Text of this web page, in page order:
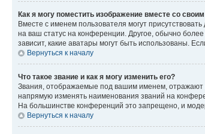
Как я могу поместить изображение вместе со
Вместе с именем пользователя могут
на ваш статус на конференции. Другое, обычно
зависит, какие аватары могут быть использованы.
Вернуться к началу
Что такое звание и как я могу изменить его?
Звания, отображаемые под вашим именем, отражают
напрямую изменять наименования званий на
На большинстве конференций это запрещено, и
Вернуться к началу